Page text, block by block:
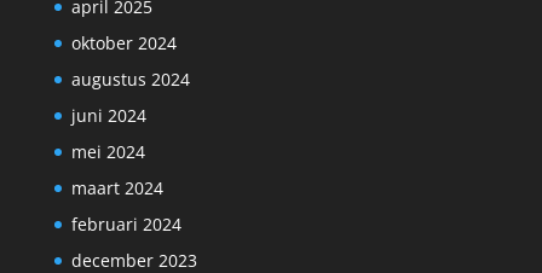
april 2025
oktober 2024
augustus 2024
juni 2024
mei 2024
maart 2024
februari 2024
december 2023